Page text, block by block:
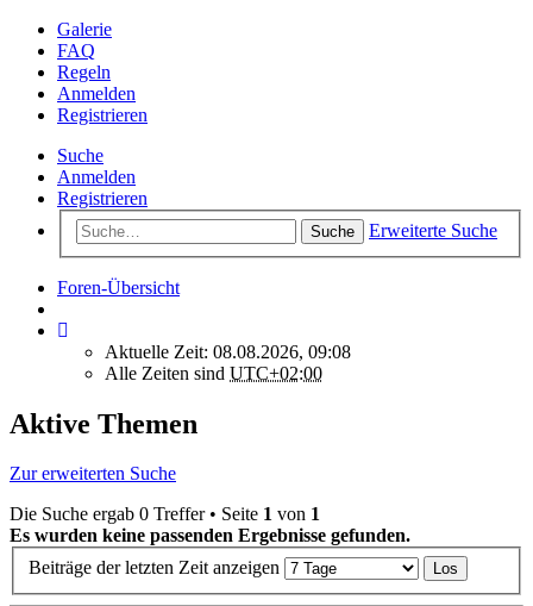
Galerie
FAQ
Regeln
Anmelden
Registrieren
Suche
Anmelden
Registrieren
Suche Erweiterte Suche
Foren-Übersicht
Aktuelle Zeit: 08.08.2026, 09:08
Alle Zeiten sind UTC+02:00
Aktive Themen
Zur erweiterten Suche
Die Suche ergab 0 Treffer • Seite 1 von 1
Es wurden keine passenden Ergebnisse gefunden.
Beiträge der letzten Zeit anzeigen